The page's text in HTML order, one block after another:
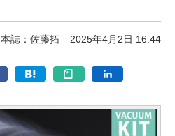
本誌：佐藤拓 2025年4月2日 16:44